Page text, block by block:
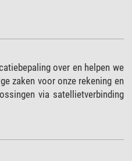
over en helpen we
zaken voor onze rekening en
via satellietverbinding